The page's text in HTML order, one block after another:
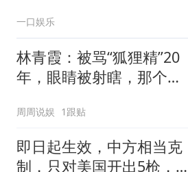
一口娱乐
林青霞：被骂“狐狸精”20
年，眼睛被射瞎，那个男
钱？”
周周说娱 1跟贴
即日起生效，中方相当克
制，只对美国开出5枪，